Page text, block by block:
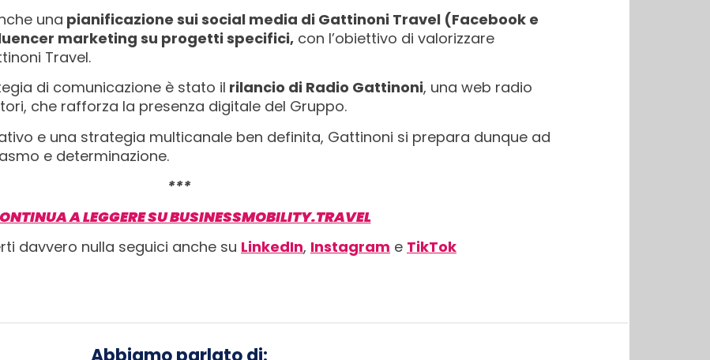
una pianificazione sui social media di Gattinoni Travel (Facebook e
marketing su progetti specifici, con l’obiettivo di valorizzare
Travel.
di comunicazione è stato il rilancio di Radio Gattinoni, una web radio
che rafforza la presenza digitale del Gruppo.
e una strategia multicanale ben definita, Gattinoni si prepara dunque ad
e determinazione.
***
A LEGGERE SU BUSINESSMOBILITY.TRAVEL
davvero nulla seguici anche su LinkedIn, Instagram e TikTok